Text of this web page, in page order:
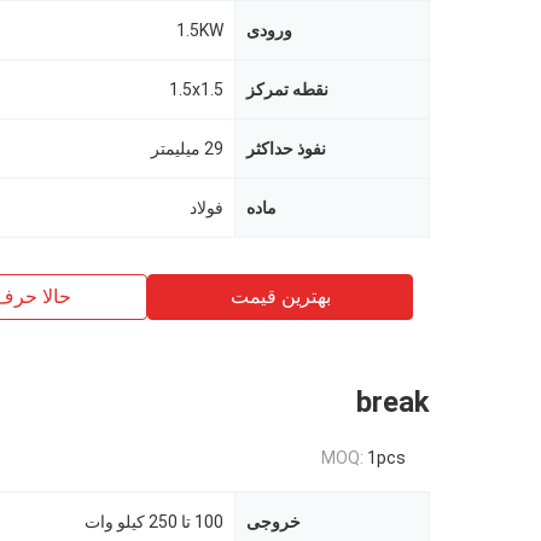
ورودی 1.5KW
نقطه تمرکز 1.5x1.5
نفوذ حداکثر 29 میلیمتر
ماده فولاد
بهترین قیمت حالا
break
MOQ: 1pcs
خروجی 100 تا 250 کیلو وات